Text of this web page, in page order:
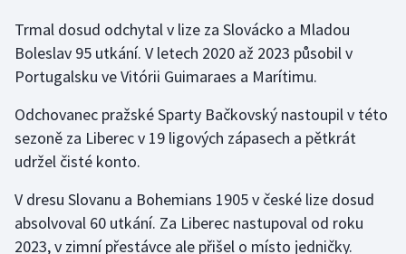
Triatlon
Vodní slalom
Ostatní
Trmal dosud odchytal v lize za Slovácko a Mladou
Boleslav 95 utkání. V letech 2020 až 2023 působil v
Portugalsku ve Vitórii Guimaraes a Marítimu.
Odchovanec pražské Sparty Bačkovský nastoupil v této
sezoně za Liberec v 19 ligových zápasech a pětkrát
udržel čisté konto.
V dresu Slovanu a Bohemians 1905 v české lize dosud
absolvoval 60 utkání. Za Liberec nastupoval od roku
2023, v zimní přestávce ale přišel o místo jedničky.